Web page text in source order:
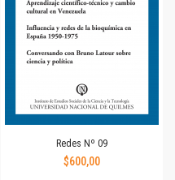
Redes Nº 09
$600,00